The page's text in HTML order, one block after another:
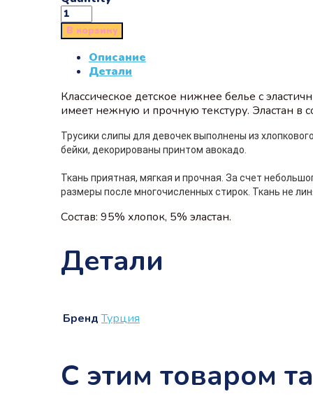
В корзину
Описание
Детали
Классическое детское нижнее белье с
имеет нежную и прочную текстуру. Эластан в
Трусики слипы для девочек выполнены из
бейки, декорированы принтом авокадо.
Ткань приятная, мягкая и прочная. За счет
размеры после многочисленных стирок. Ткань не
Состав: 95% хлопок, 5% эластан.
Детали
Бренд Турция
С этим товаром